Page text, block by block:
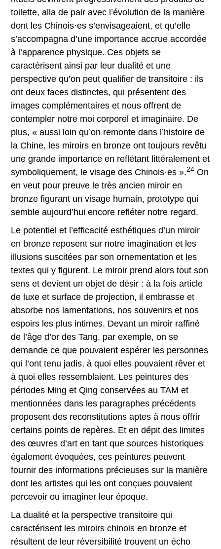
toilette, alla de pair avec l’évolution de la manière
dont les Chinois·es s’envisageaient, et qu’elle
s’accompagna d’une importance accrue accordée
à l’apparence physique. Ces objets se
caractérisent ainsi par leur dualité et une
perspective qu’on peut qualifier de transitoire : ils
ont deux faces distinctes, qui présentent des
images complémentaires et nous offrent de
contempler notre moi corporel et imaginaire. De
plus, « aussi loin qu’on remonte dans l’histoire de
la Chine, les miroirs en bronze ont toujours revêtu
une grande importance en reflétant littéralement et
symboliquement, le visage des Chinois·es ».24 On
en veut pour preuve le très ancien miroir en
bronze figurant un visage humain, prototype qui
semble aujourd’hui encore refléter notre regard.
Le potentiel et l’efficacité esthétiques d’un miroir
en bronze reposent sur notre imagination et les
illusions suscitées par son ornementation et les
textes qui y figurent. Le miroir prend alors tout son
sens et devient un objet de désir : à la fois article
de luxe et surface de projection, il embrasse et
absorbe nos lamentations, nos souvenirs et nos
espoirs les plus intimes. Devant un miroir raffiné
de l’âge d’or des Tang, par exemple, on se
demande ce que pouvaient espérer les personnes
qui l’ont tenu jadis, à quoi elles pouvaient rêver et
à quoi elles ressemblaient. Les peintures des
périodes Ming et Qing conservées au TAM et
mentionnées dans les paragraphes précédents
proposent des reconstitutions aptes à nous offrir
certains points de repères. Et en dépit des limites
des œuvres d’art en tant que sources historiques
également évoquées, ces peintures peuvent
fournir des informations précieuses sur la manière
dont les artistes qui les ont conçues pouvaient
percevoir ou imaginer leur époque.
La dualité et la perspective transitoire qui
caractérisent les miroirs chinois en bronze et
résultent de leur réversibilité trouvent un écho